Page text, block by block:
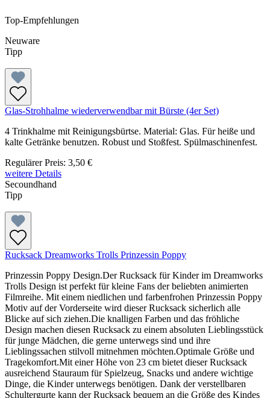
Top-Empfehlungen
Neuware
Tipp
Glas-Strohhalme wiederverwendbar mit Bürste (4er Set)
4 Trinkhalme mit Reinigungsbürtse. Material: Glas. Für heiße und
kalte Getränke benutzen. Robust und Stoßfest. Spülmaschinenfest.
Regulärer Preis: 3,50 €
weitere Details
Secoundhand
Tipp
Rucksack Dreamworks Trolls Prinzessin Poppy
Prinzessin Poppy Design.Der Rucksack für Kinder im Dreamworks
Trolls Design ist perfekt für kleine Fans der beliebten animierten
Filmreihe. Mit einem niedlichen und farbenfrohen Prinzessin Poppy
Motiv auf der Vorderseite wird dieser Rucksack sicherlich alle
Blicke auf sich ziehen.Die knalligen Farben und das fröhliche
Design machen diesen Rucksack zu einem absoluten Lieblingsstück
für junge Mädchen, die gerne unterwegs sind und ihre
Lieblingssachen stilvoll mitnehmen möchten.Optimale Größe und
Tragekomfort.Mit einer Höhe von 23 cm bietet dieser Rucksack
ausreichend Stauraum für Spielzeug, Snacks und andere wichtige
Dinge, die Kinder unterwegs benötigen. Dank der verstellbaren
Schultergurte kann der Rucksack bequem an die Größe des Kindes